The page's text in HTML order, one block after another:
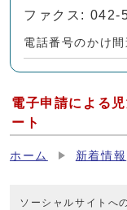
ファクス: 042-
電話番号のかけ
電子申請による
ート
ホーム 新着情報
ソーシャルサイトへ